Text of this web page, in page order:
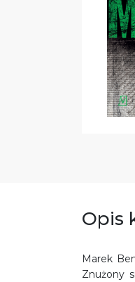
Opis
Marek
Znużony